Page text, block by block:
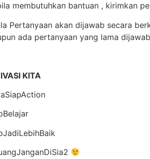
membutuhkan bantuan , kirimkan
Pertanyaan akan dijawab secara
ada pertanyaan yang lama
KITA